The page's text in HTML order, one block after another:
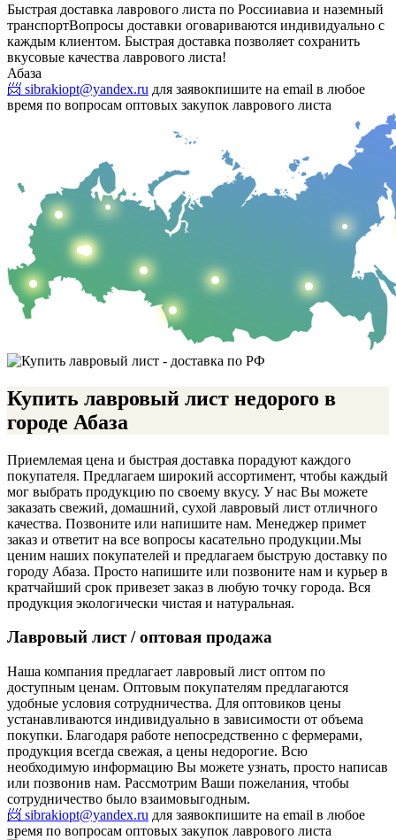
Быстрая доставка лаврового листа по Россииавиа и наземный
транспортВопросы доставки оговариваются индивидуально с
каждым клиентом. Быстрая доставка позволяет сохранить
вкусовые качества лаврового листа!
Абаза
📨 sibrakiopt@yandex.ru для заявокпишите на email в любое
время по вопросам оптовых закупок лаврового листа
Купить лавровый лист недорого в
городе Абаза
Приемлемая цена и быстрая доставка порадуют каждого
покупателя. Предлагаем широкий ассортимент, чтобы каждый
мог выбрать продукцию по своему вкусу. У нас Вы можете
заказать свежий, домашний, сухой лавровый лист отличного
качества. Позвоните или напишите нам. Менеджер примет
заказ и ответит на все вопросы касательно продукции.Мы
ценим наших покупателей и предлагаем быструю доставку по
городу Абаза. Просто напишите или позвоните нам и курьер в
кратчайший срок привезет заказ в любую точку города. Вся
продукция экологически чистая и натуральная.
Лавровый лист / оптовая продажа
Наша компания предлагает лавровый лист оптом по
доступным ценам. Оптовым покупателям предлагаются
удобные условия сотрудничества. Для оптовиков цены
устанавливаются индивидуально в зависимости от объема
покупки. Благодаря работе непосредственно с фермерами,
продукция всегда свежая, а цены недорогие. Всю
необходимую информацию Вы можете узнать, просто написав
или позвонив нам. Рассмотрим Ваши пожелания, чтобы
сотрудничество было взаимовыгодным.
📨 sibrakiopt@yandex.ru для заявокпишите на email в любое
время по вопросам оптовых закупок лаврового листа